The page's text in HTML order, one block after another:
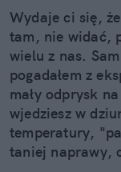
Wydaje ci się,
tam, nie widać,
wielu z nas.
pogadałem z
mały odprysk
wjedziesz w
temperatury,
taniej naprawy,